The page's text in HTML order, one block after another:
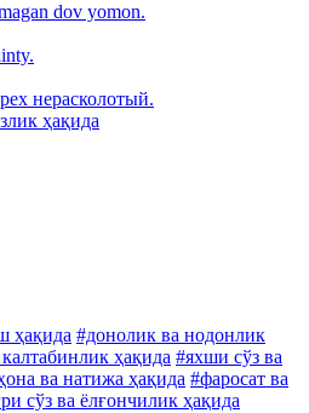
dov yomon.
нерасколотый.
ҳақида
ҳақида #донолик ва нодонлик
ҳақида #яхши сўз ва
ва натижа ҳақида #фаросат ва
сўз ва ёлғончилик ҳақида